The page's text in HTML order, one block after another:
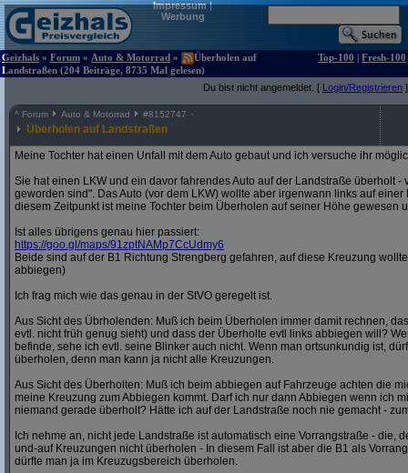
Impressum|
Werbung
Geizhals » Forum » Auto & Motorrad »
Überholen auf
Landstraßen (204 Beiträge, 8735 Mal gelesen)
Top-100 | Fresh-100
Du bist nicht angemeldet. [ Login/Registrieren ]
^ Forum Auto & Motorrad #8152747
Überholen auf Landstraßen
Meine Tochter hat einen Unfall mit dem Auto gebaut und ich versuche ihr
Sie hat einen LKW und ein davor fahrendes Auto auf der Landstraße überholt -
geworden sind". Das Auto (vor dem LKW) wollte aber irgenwann links auf
diesem Zeitpunkt ist meine Tochter beim Überholen auf seiner Höhe gewesen
Ist alles übrigens genau hier passiert:
https://goo.gl/maps/91zptNAMp7CcUdmy6
Beide sind auf der B1 Richtung Strengberg gefahren, auf diese Kreuzung
abbiegen)
Ich frag mich wie das genau in der StVO geregelt ist.
Aus Sicht des Übrholenden: Muß ich beim Überholen immer damit rechnen,
evtl. nicht früh genug sieht) und dass der Überholte evtl links abbiegen will?
befinde, sehe ich evtl. seine Blinker auch nicht. Wenn man ortsunkundig ist,
überholen, denn man kann ja nicht alle Kreuzungen.
Aus Sicht des Überholten: Muß ich beim abbiegen auf Fahrzeuge achten die
meine Kreuzung zum Abbiegen kommt. Darf ich nur dann Abbiegen wenn ich
niemand gerade überholt? Hätte ich auf der Landstraße noch nie gemacht -
Ich nehme an, nicht jede Landstraße ist automatisch eine Vorrangstraße - die,
und-auf Kreuzungen nicht überholen - In diesem Fall ist aber die B1 als
dürfte man ja im Kreuzugsbereich überholen.